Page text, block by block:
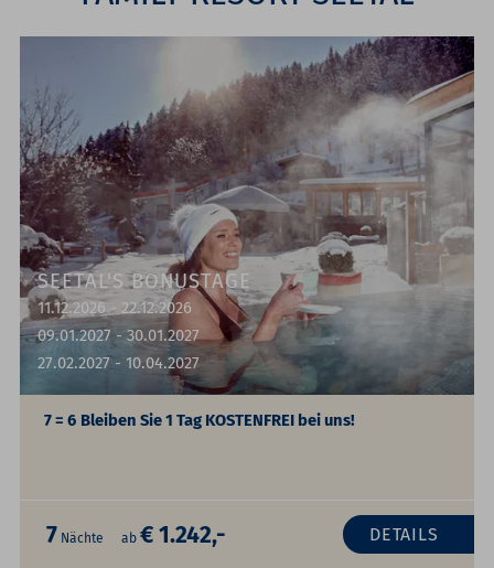
SEETAL'S BONUSTAGE
11.12.2026 - 22.12.2026
09.01.2027 - 30.01.2027
27.02.2027 - 10.04.2027
7 = 6 Bleiben Sie 1 Tag KOSTENFREI bei uns!
7 Nächte ab € 1.242,- DETAILS